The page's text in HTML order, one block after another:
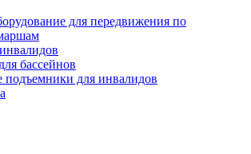
для передвижения по
бассейнов
для инвалидов